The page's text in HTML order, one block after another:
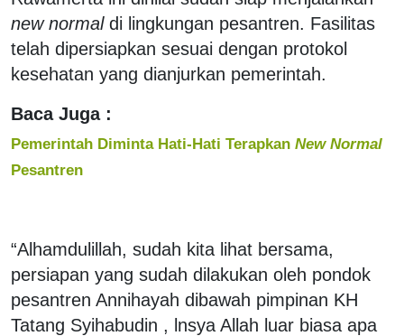
new normaldi lingkungan pesantren. Fasilitas
telah dipersiapkan sesuai dengan protokol
kesehatan yang dianjurkan pemerintah.
Baca Juga :
Pemerintah Diminta Hati-Hati Terapkan New Normal
Pesantren
“Alhamdulillah, sudah kita lihat bersama,
persiapan yang sudah dilakukan oleh pondok
pesantren Annihayah dibawah pimpinan KH
Tatang Syihabudin , lnsya Allah luar biasa apa